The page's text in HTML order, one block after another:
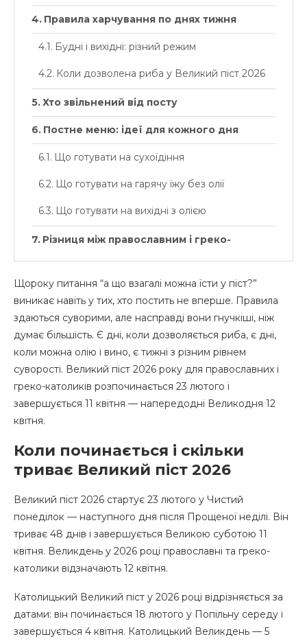
Правила харчування по днях тижня
Будні і вихідні: різний режим
Коли дозволена риба у Великий піст 2026
Хто звільнений від посту
Постне меню: ідеї для кожного дня
Що готувати на сухоїдіння
Що готувати на гарячу їжу без олії
Що готувати на вихідні з олією
Різниця між православним і греко-
Загальне і відмінне
Щороку питання “а що взагалі можна їсти у піст?”
виникає навіть у тих, хто постить не вперше. Правила
здаються суворими, але насправді вони гнучкіші, ніж
думає більшість. Є дні, коли дозволяється риба, є дні,
коли можна олію і вино, є тижні з різним рівнем
суворості. Великий піст 2026 року для православних і
греко-католиків розпочинається 23 лютого і
завершується 11 квітня — напередодні Великодня 12
квітня.
Коли починається і скільки
триває Великий піст 2026
Великий піст 2026 стартує 23 лютого у Чистий
понеділок — наступного дня після Прощеної неділі. Він
триває 48 днів і завершується Великою суботою 11
квітня. Великдень у 2026 році православні та греко-
католики відзначають 12 квітня.
Католицький Великий піст у 2026 році відрізняється за
датами: він починається 18 лютого у Попільну середу і
завершується 4 квітня. Католицький Великдень — 5